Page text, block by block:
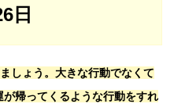
日
しょう。大きな行動でなくて
帰ってくるような行動をすれ